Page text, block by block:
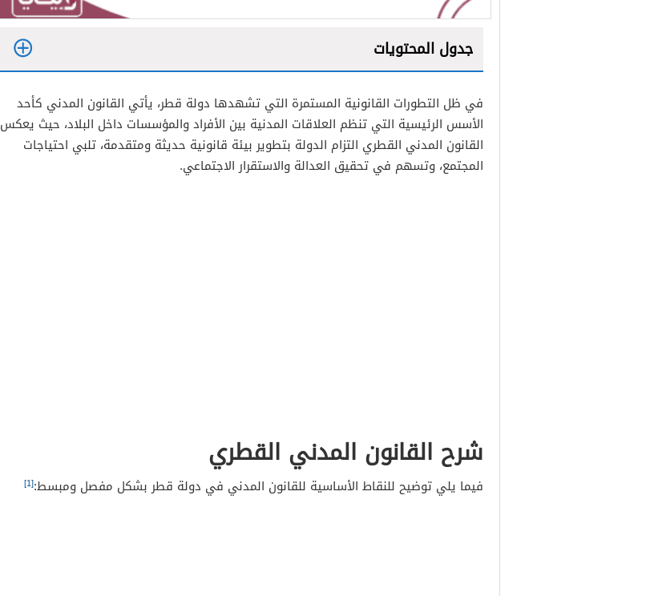
جدول المحتويات
2
في ظل التطورات القانونية المستمرة التي تشهدها دولة قطر، يأتي القانون المدني كأحد
الأسس الرئيسية التي تنظم العلاقات المدنية بين الأفراد والمؤسسات داخل البلاد، حيث يعكس
القانون المدني القطري التزام الدولة بتطوير بيئة قانونية حديثة ومتقدمة، تلبي احتياجات
المجتمع، وتسهم في تحقيق العدالة والاستقرار الاجتماعي.
شرح القانون المدني القطري
فيما يلي توضيح للنقاط الأساسية للقانون المدني في دولة قطر بشكل مفصل ومبسط:[1]